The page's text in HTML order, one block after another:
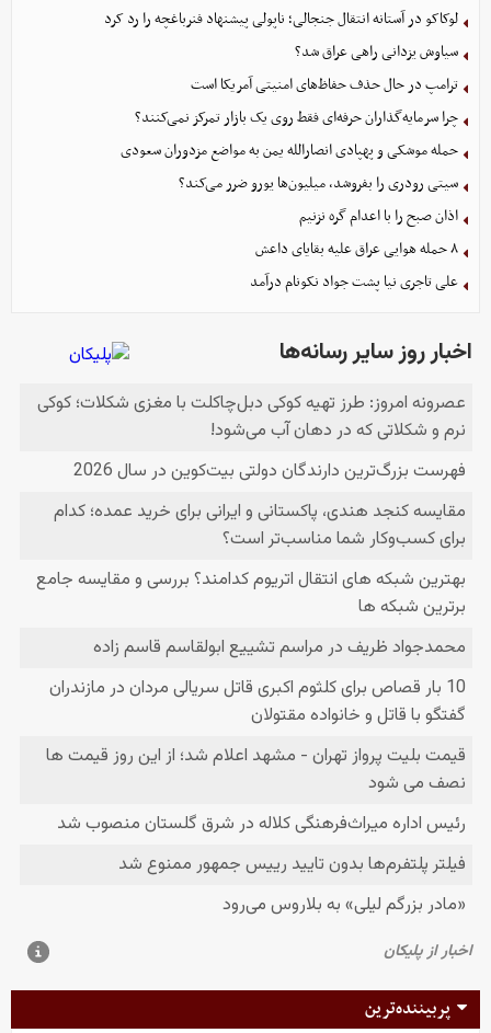
لوکاکو در آستانه انتقال جنجالی؛ ناپولی پیشنهاد فنرباغچه را رد کرد
سیاوش یزدانی راهی عراق شد؟
ترامپ در حال حذف حفاظ‌های امنیتی آمریکا است
چرا سرمایه‌گذاران حرفه‌ای فقط روی یک بازار تمرکز نمی‌کنند؟
حمله موشکی و پهپادی انصارالله یمن به مواضع مزدوران سعودی
سیتی رودری را بفروشد، میلیون‌ها یورو ضرر می‌کند؟
اذان صبح را با اعدام گره نزنیم
۸ حمله هوایی عراق علیه بقایای داعش
علی تاجری‌ نیا پشت جواد نکونام درآمد
پربیننده‌ترین